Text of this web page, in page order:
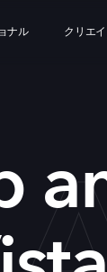
ナル クリエ